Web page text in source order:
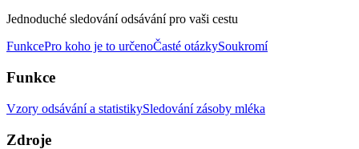
Jednoduché sledování odsávání pro vaši cestu
FunkcePro koho je to určenoČasté otázkySoukromí
Funkce
Vzory odsávání a statistikySledování zásoby mléka
Zdroje